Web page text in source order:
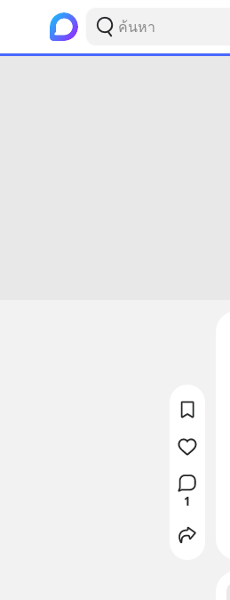
1